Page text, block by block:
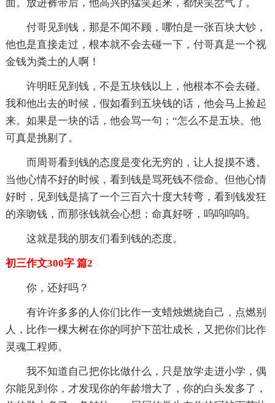
面。放进裤带后，他高兴的猛笑起来，都快笑岔气了。
付哥见到钱，那是不闻不顾，哪怕是一张百块大钞，
他也是直接走过，根本就不会去碰一下，付哥真是一个视
金钱为粪土的人啊！
许明旺见到钱，不是五块钱以上，他根本不会去碰。
我和他出去的时候，假如看到五块钱的话，他会马上捡起
来。如果是一块的话，他会骂一句；“怎么不是五块。他
可真是挑剔了。
而周哥看到钱的态度是变化无穷的，让人捉摸不透。
当他心情不好的时候，看到钱是骂死钱不偿命。但他心情
好时，见到钱是搞了一个三百六十度大转弯，看到钱发狂
的亲吻钱，而那张钱就会心想；命真好呀，呜呜呜呜。
这就是我的朋友们看到钱的态度。
初三作文300字 篇2
你，还好吗？
有许许多多的人你们比作一支蜡烛燃烧自己，点燃别
人，比作一棵大树在你的呵护下茁壮成长，又把你们比作
灵魂工程师。
我不知道自己把你比做什么，只是放学走进小学，偶
尔能见到你，才发现你的年龄增大了，你的白头发多了，